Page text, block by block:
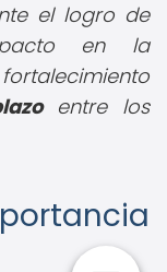
el logro de
en la
entre los